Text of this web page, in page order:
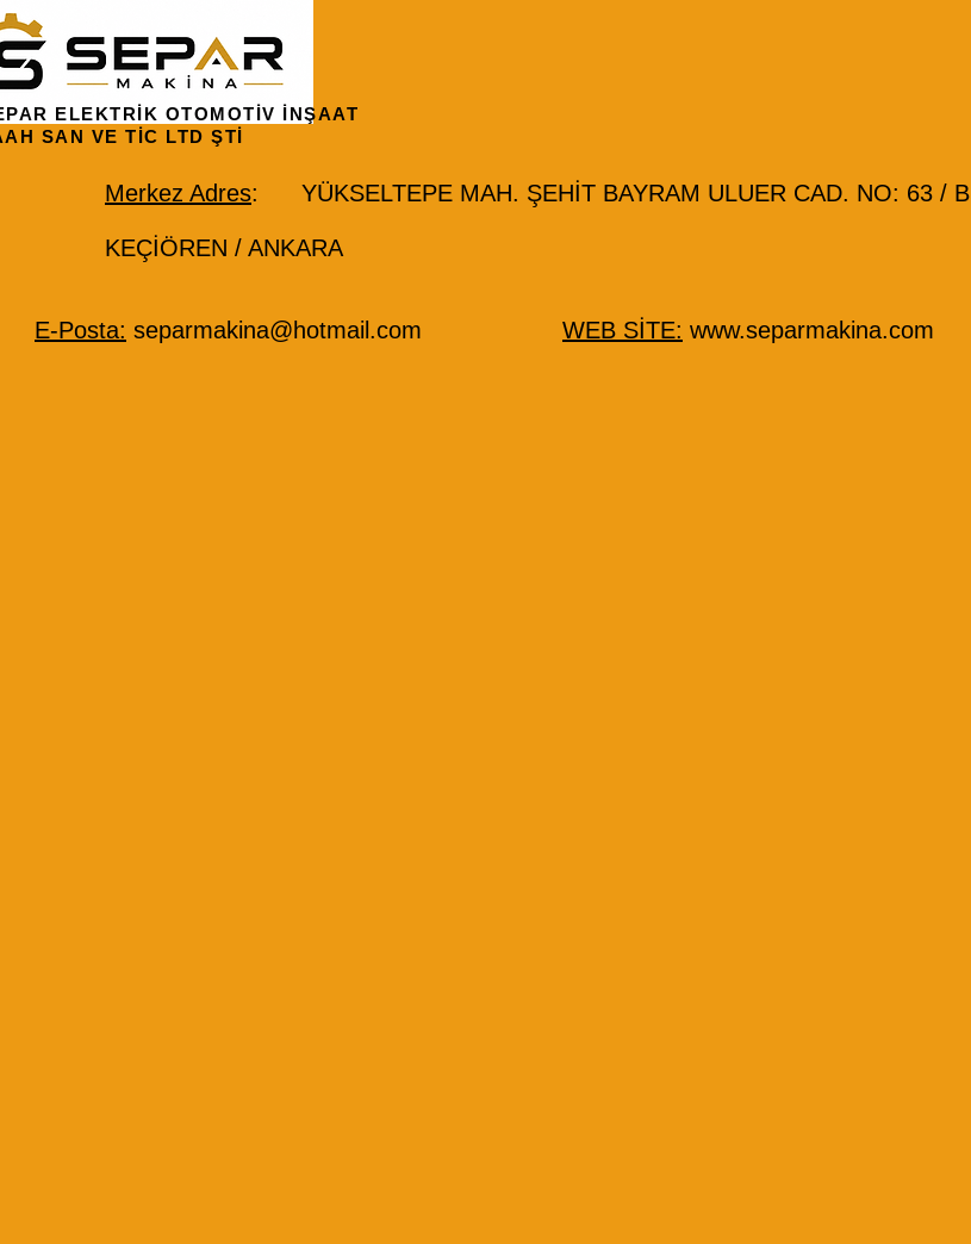
ELEKTRİK OTOMOTİV İNŞAAT
SAN VE TİC LTD ŞTİ
Merkez Adres: YÜKSELTEPE MAH. ŞEHİT BAYRAM ULUER CAD. NO: 63 / B
KEÇİÖREN / ANKARA
E-Posta: separmakina@hotmail.com WEB SİTE: www.separmakina.com